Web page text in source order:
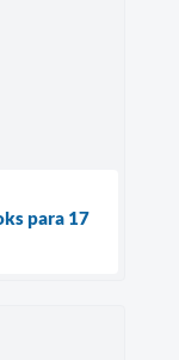
para 17